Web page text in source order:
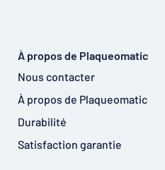
À propos de Plaqueomatic
Nous contacter
À propos de Plaqueomatic
Durabilité
Satisfaction garantie